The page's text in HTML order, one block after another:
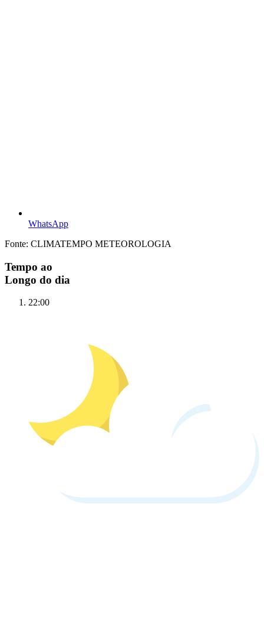
WhatsApp
Fonte: CLIMATEMPO METEOROLOGIA
Tempo ao
Longo do dia
22:00